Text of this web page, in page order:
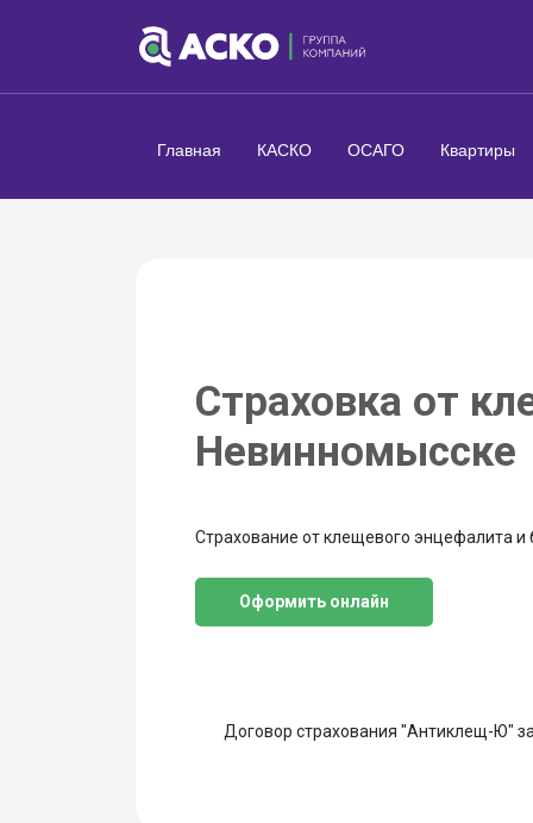
Главная КАСКО ОСАГО Квартиры
Страховка от
Невинномысске
Страхование от клещевого энцефалита и
Оформить онлайн
Договор страхования "Антиклещ-Ю"